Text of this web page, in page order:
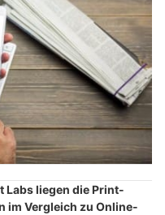
Labs liegen die Print-
im Vergleich zu Online-